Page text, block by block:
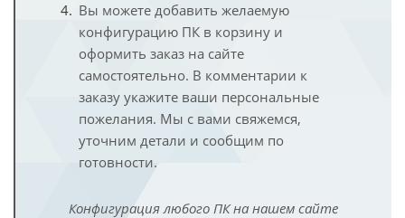
Вы можете добавить желаемую
конфигурацию ПК в корзину и
оформить заказ на сайте
самостоятельно. В комментарии к
заказу укажите ваши персональные
пожелания. Мы с вами свяжемся,
уточним детали и сообщим по
готовности.
Конфигурация любого ПК на нашем сайте